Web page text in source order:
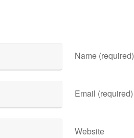
Name (required)
Email (required)
Website